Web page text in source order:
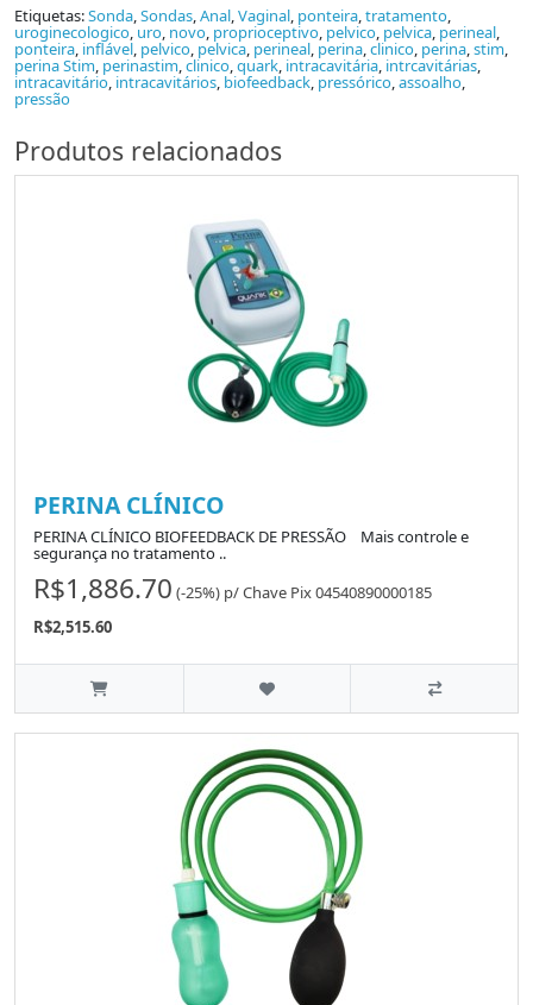
Etiquetas:Sonda,Sondas,Anal,Vaginal, ponteira,tratamento,
uroginecologico, uro, novo, proprioceptivo, pelvico, pelvica, perineal,
ponteira, inflável, pelvico, pelvica, perineal, perina,clinico, perina,stim,
perina Stim, perinastim,clinico,quark, intracavitária, intrcavitárias,
intracavitário, intracavitários, biofeedback, pressórico,assoalho,
pressão
Produtos relacionados
PERINA CLÍNICO
PERINA CLÍNICO BIOFEEDBACK DE PRESSÃO Mais controle e
segurança no tratamento ..
R$1,886.70 (-25%) p/Chave Pix 04540890000185
R$2,515.60